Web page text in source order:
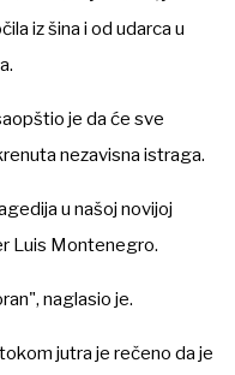
iz šina i od udarca u
je da će sve
nezavisna istraga.
u našoj novijoj
Luis Montenegro.
naglasio je.
jutra je rečeno da je